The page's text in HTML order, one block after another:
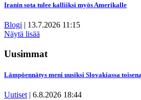
Iranin sota tulee kalliiksi myös Amerikalle
Blogi | 13.7.2026 11:15
Näytä lisää
Uusimmat
Lämpöennätys meni uusiksi Slovakiassa
Uutiset | 6.8.2026 18:44